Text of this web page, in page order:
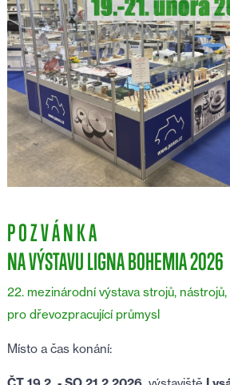
P O Z V Á N K A
NA VÝSTAVU LIGNA BOHEMIA 2026
22. mezinárodní výstava strojů,
pro dřevozpracující průmysl
Místo a čas konání: